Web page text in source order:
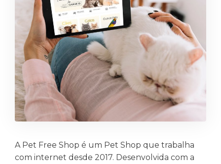
A Pet Free Shop é um Pet Shop que trabalha
com internet desde 2017. Desenvolvida com a